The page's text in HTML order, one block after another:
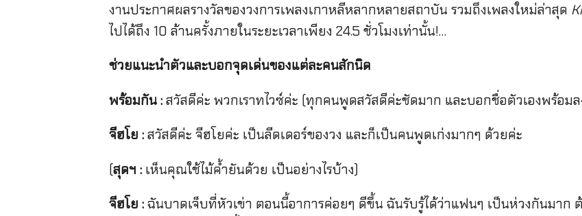
งานประกาศผลรางวัลของวงการเพลงเกาหลีหลากหลายสถาบัน รวมถึงเพลงใหม่ล่าสุด
ไปได้ถึง 10 ล้านครั้งภายในระยะเวลาเพียง 24.5 ชั่วโมงเท่านั้น!…
ช่วยแนะนำตัวและบอกจุดเด่นของแต่ละคนสักนิด
พร้อมกัน :สวัสดีค่ะ พวกเราทไวซ์ค่ะ (ทุกคนพูดสวัสดีค่ะชัดมาก และบอกชื่อตัวเองพร้อมล
จีฮโย :สวัสดีค่ะ จีฮโยค่ะ เป็นลีดเดอร์ของวง และก็เป็นคนพูดเก่งมากๆ ด้วยค่ะ
(สุดฯ :เห็นคุณใช้ไม้ค้ำยันด้วย เป็นอย่างไรบ้าง)
จีฮโย :ฉันบาดเจ็บที่หัวเข่า ตอนนี้อาการค่อยๆ ดีขึ้น ฉันรับรู้ได้ว่าแฟนๆ เป็นห่วงกันมาก